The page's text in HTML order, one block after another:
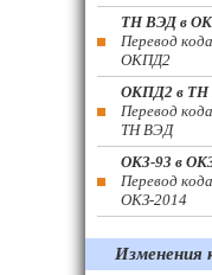
ТН ВЭД в
Перевод
ОКПД2
ОКПД2 в ТН
Перевод
ТН ВЭД
ОКЗ-93 в
Перевод
ОКЗ-2014
Изменения